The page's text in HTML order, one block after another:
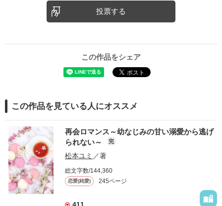
投票する
この作品をシェア
この作品を見ている人にオススメ
再会ロマンス～幼なじみの甘い溺愛から逃げ
られない～
完
松本ユミ ／著
総文字数/144,360
恋愛(純愛) 245ページ